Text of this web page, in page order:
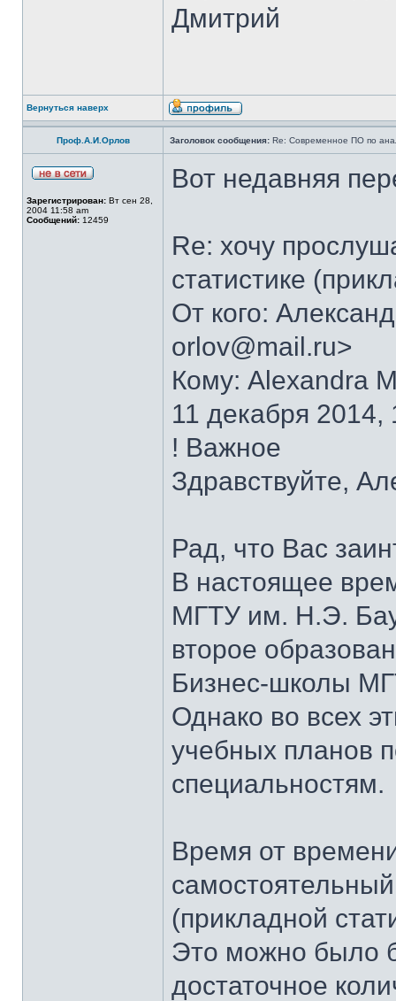
Дмитрий
Вернуться наверх
Проф.А.И.Орлов Заголовок сообщения: Re: Современное ПО по
Зарегистрирован: Вт сен 28,
2004 11:58 am
Сообщений: 12459
Вот недавняя
Re: хочу
статистике
От кого:
orlov@mail.ru>
Кому: Alexandra
11 декабря 2014,
! Важное
Здравствуйте,
Рад, что Вас
В настоящее
МГТУ им. Н.Э.
второе
Бизнес-школы
Однако во всех
учебных планов
специальностям.
Время от
самостоятельный
(прикладной
Это можно было
достаточное